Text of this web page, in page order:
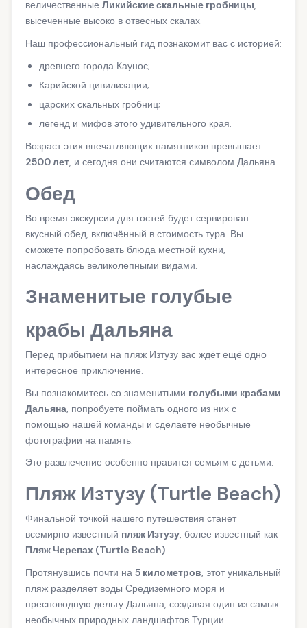
величественные Ликийские скальные гробницы,
высеченные высоко в отвесных скалах.
Наш профессиональный гид познакомит вас с историей:
древнего города Каунос;
Карийской цивилизации;
царских скальных гробниц;
легенд и мифов этого удивительного края.
Возраст этих впечатляющих памятников превышает
2500 лет, и сегодня они считаются символом Дальяна.
Обед
Во время экскурсии для гостей будет сервирован
вкусный обед, включённый в стоимость тура. Вы
сможете попробовать блюда местной кухни,
наслаждаясь великолепными видами.
Знаменитые голубые
крабы Дальяна
Перед прибытием на пляж Изтузу вас ждёт ещё одно
интересное приключение.
Вы познакомитесь со знаменитыми голубыми крабами
Дальяна, попробуете поймать одного из них с
помощью нашей команды и сделаете необычные
фотографии на память.
Это развлечение особенно нравится семьям с детьми.
Пляж Изтузу (Turtle Beach)
Финальной точкой нашего путешествия станет
всемирно известный пляж Изтузу, более известный как
Пляж Черепах (Turtle Beach).
Протянувшись почти на 5 километров, этот уникальный
пляж разделяет воды Средиземного моря и
пресноводную дельту Дальяна, создавая один из самых
необычных природных ландшафтов Турции.